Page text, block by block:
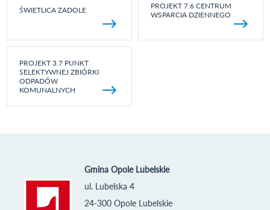
ŚWIETLICA ZADOLE
PROJEKT 7.6 CENTRUM
WSPARCIA DZIENNEGO
PROJEKT 3.7 PUNKT
SELEKTYWNEJ ZBIÓRKI
ODPADÓW
KOMUNALNYCH
Gmina Opole Lubelskie
ul. Lubelska 4
24-300 Opole Lubelskie